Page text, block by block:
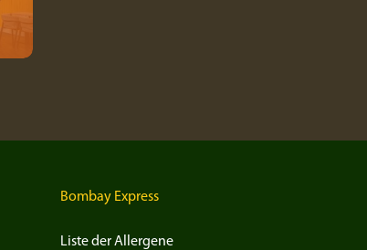
Bombay Express
Liste der Allergene